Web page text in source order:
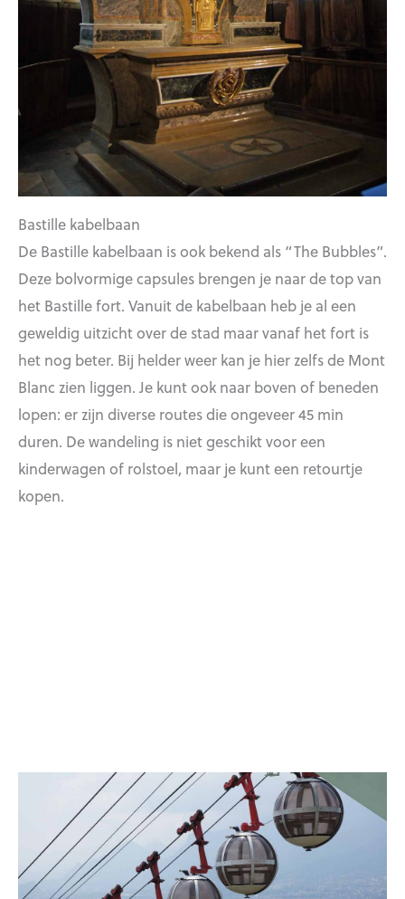
Bastille kabelbaan
De Bastille kabelbaan is ook bekend als “The Bubbles”.
Deze bolvormige capsules brengen je naar de top van
het Bastille fort. Vanuit de kabelbaan heb je al een
geweldig uitzicht over de stad maar vanaf het fort is
het nog beter. Bij helder weer kan je hier zelfs de Mont
Blanc zien liggen. Je kunt ook naar boven of beneden
lopen: er zijn diverse routes die ongeveer 45 min
duren. De wandeling is niet geschikt voor een
kinderwagen of rolstoel, maar je kunt een retourtje
kopen.